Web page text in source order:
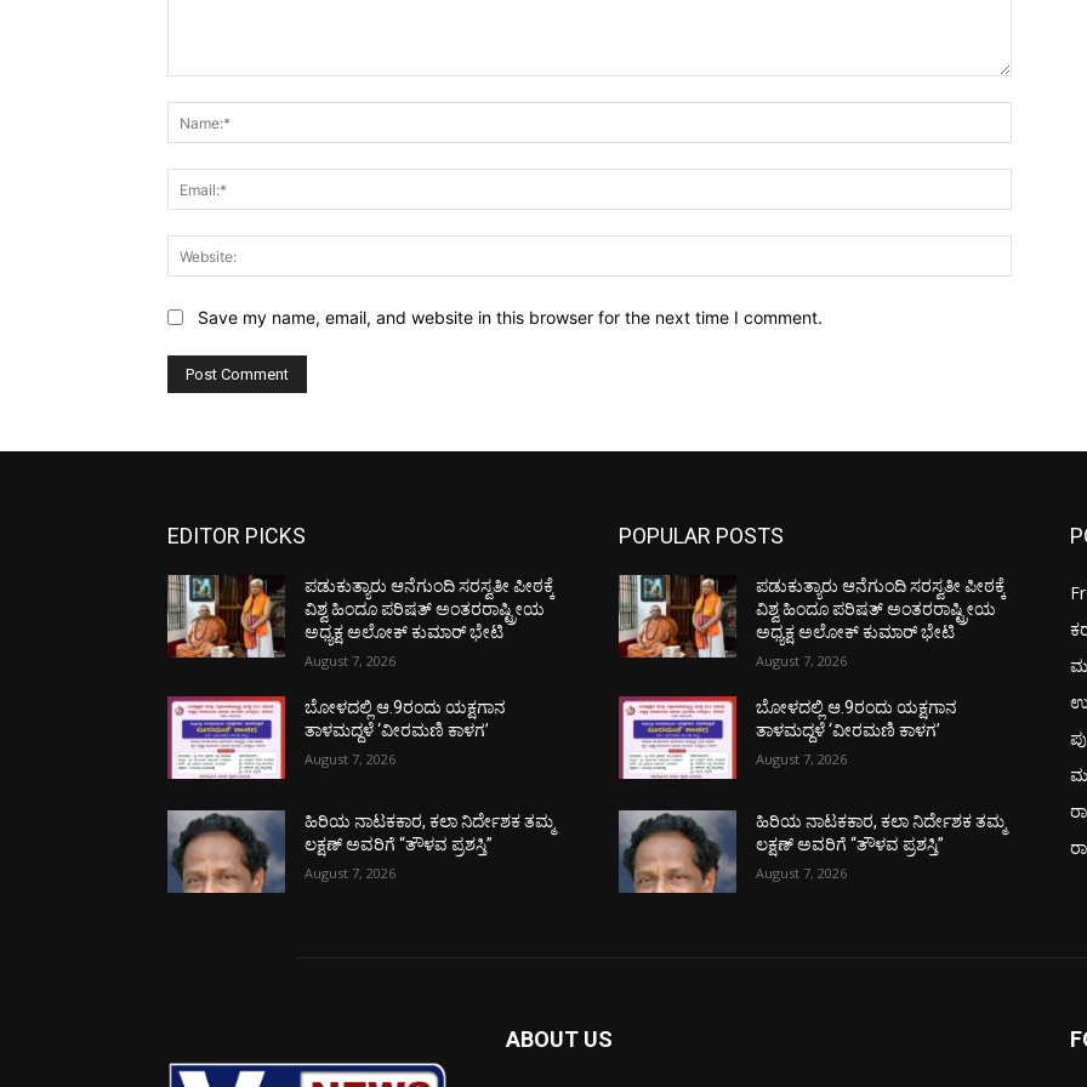
Save my name, email, and website in this browser for the next time I comment.
EDITOR PICKS
ಪಡುಕುತ್ಯಾರು ಆನೆಗುಂದಿ ಸರಸ್ವತೀ ಪೀಠಕ್ಕೆ
ವಿಶ್ವ ಹಿಂದೂ ಪರಿಷತ್ ಅಂತರರಾಷ್ಟ್ರೀಯ
ಅಧ್ಯಕ್ಷ ಅಲೋಕ್ ಕುಮಾರ್ ಭೇಟಿ
August 7, 2026
ಬೋಳದಲ್ಲಿ ಆ.9ರಂದು ಯಕ್ಷಗಾನ
ತಾಳಮದ್ದಳೆ ‘ವೀರಮಣಿ ಕಾಳಗ’
August 7, 2026
ಹಿರಿಯ ನಾಟಕಕಾರ, ಕಲಾ ನಿರ್ದೇಶಕ ತಮ್ಮ
ಲಕ್ಷಣ್ ಅವರಿಗೆ “ತೌಳವ ಪ್ರಶಸ್ತಿ”
August 7, 2026
POPULAR POSTS
ಪಡುಕುತ್ಯಾರು ಆನೆಗುಂದಿ ಸರಸ್ವತೀ ಪೀಠಕ್ಕೆ
ವಿಶ್ವ ಹಿಂದೂ ಪರಿಷತ್ ಅಂತರರಾಷ್ಟ್ರೀಯ
ಅಧ್ಯಕ್ಷ ಅಲೋಕ್ ಕುಮಾರ್ ಭೇಟಿ
August 7, 2026
ಬೋಳದಲ್ಲಿ ಆ.9ರಂದು ಯಕ್ಷಗಾನ
ತಾಳಮದ್ದಳೆ ‘ವೀರಮಣಿ ಕಾಳಗ’
August 7, 2026
ಹಿರಿಯ ನಾಟಕಕಾರ, ಕಲಾ ನಿರ್ದೇಶಕ ತಮ್ಮ
ಲಕ್ಷಣ್ ಅವರಿಗೆ “ತೌಳವ ಪ್ರಶಸ್ತಿ”
August 7, 2026
ABOUT US